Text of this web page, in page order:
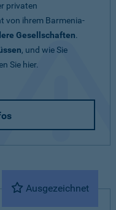
privaten
von ihrem Barmenia-
Gesellschaften.
, und wie Sie
Sie hier.
Ausgezeichnet